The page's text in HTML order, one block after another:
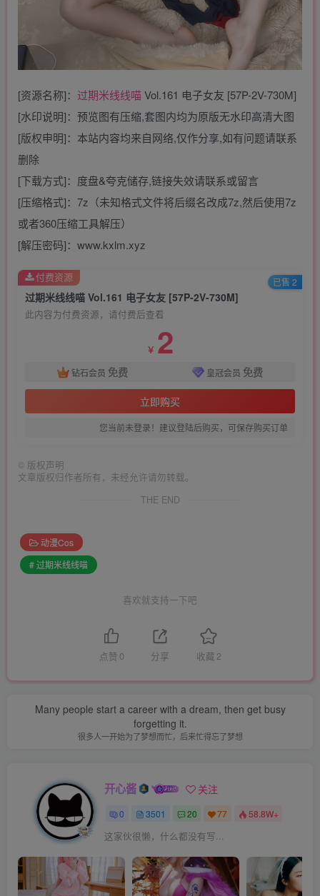
[资源名称]： 过期米线线喵Vol.161 电子女友 [57P-2V-730M]
[水印说明]：预览图有压缩,套图内均为原版无水印高清大图
[版权申明]：本站内容均来自网络,仅作分享,如有问题请联系
删除
[下载方式]：度盘&夸克储存,链接失效请联系或留言
[压缩格式]：7z（未知格式文件将后缀名改成7z,然后使用7z
或者360压缩工具解压）
[解压密码]：www.kxlm.xyz
过期米线线喵 Vol.161 电子女友 [57P-2V-730M]
此内容为付费资源，请付费后查看
￥ 2
钻石会员 免费 皇冠会员 免费
立即购买
您当前未登录！建议登陆后购买，可保存购买订单
付费资源 已售 2
© 版权声明
文章版权归作者所有，未经允许请勿转载。
THE END
动漫Cos
# 过期米线线喵
喜欢就支持一下吧
点赞 0 分享 收藏 2
Many people start a career with a dream, then get busy
forgetting it.
很多人一开始为了梦想而忙，后来忙得忘了梦想
开心酱 关注
0 3501 20 77 58.8W+
这家伙很懒，什么都没有写...